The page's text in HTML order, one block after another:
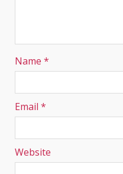
Name *
Email *
Website